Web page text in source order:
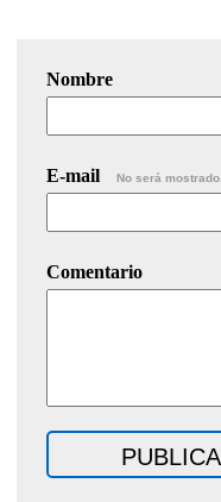
Nombre
E-mail No será mostrado.
Comentario